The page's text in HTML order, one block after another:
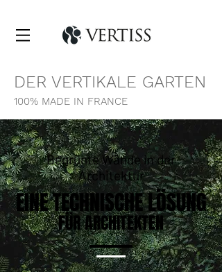
DER VERTIKALE GARTEN
100% MADE IN FRANCE
Begrünte Wände in der
Architektur
​EINE TECHNISCHE LÖSUNG
FÜR ARCHITEKTEN